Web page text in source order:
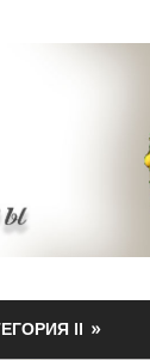
II